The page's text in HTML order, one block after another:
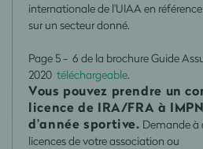
internationale de l'UIAA en
sur un secteur donné.
Page 5 - 6 de la brochure Guide
2020 téléchargeable.
Vous pouvez prendre un
licence de IRA/FRA à
d’année sportive. Demande à
licences de votre association ou